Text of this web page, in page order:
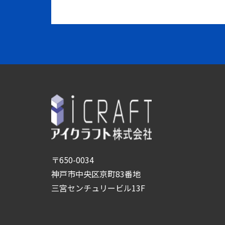
〒650-0034
神戸市中央区京町83番地
三宮センチュリービル13F